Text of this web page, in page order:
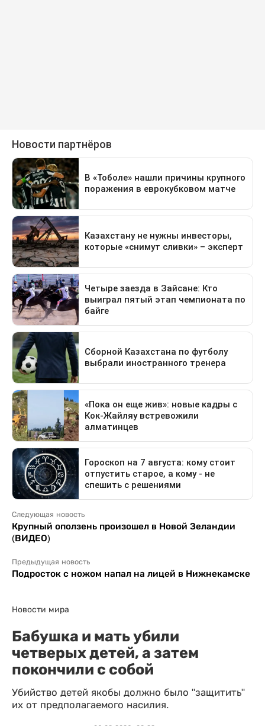
Следующая новость
Крупный оползень произошел в Новой Зеландии
(ВИДЕО)
Предыдущая новость
Подросток с ножом напал на лицей в Нижнекамске
Новости мира
Бабушка и мать убили
четверых детей, а затем
покончили с собой
Убийство детей якобы должно было "защитить"
их от предполагаемого насилия.